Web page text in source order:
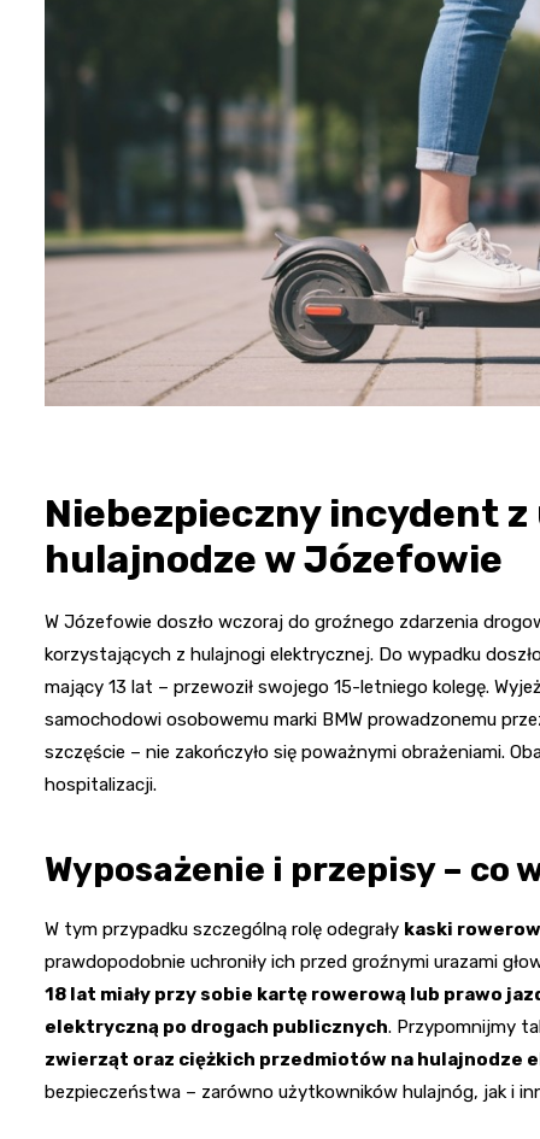
Niebezpieczny incydent
hulajnodze w Józefowie
W Józefowie doszło wczoraj do groźnego zdarzenia
korzystających z hulajnogi elektrycznej. Do wypadku
mający 13 lat – przewoził swojego 15-letniego kolegę.
samochodowi osobowemu marki BMW prowadzonemu
szczęście – nie zakończyło się poważnymi obrażeniami.
hospitalizacji.
Wyposażenie i przepisy – co
W tym przypadku szczególną rolę odegrały kaski
prawdopodobnie uchroniły ich przed groźnymi urazami
18 lat miały przy sobie kartę rowerową lub prawo
elektryczną po drogach publicznych. Przypomnijmy
zwierząt oraz ciężkich przedmiotów na hulajnodze
bezpieczeństwa – zarówno użytkowników hulajnóg, jak i